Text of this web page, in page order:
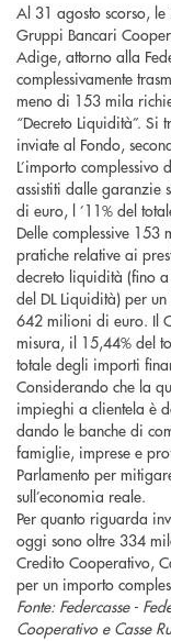
Al 31 agosto scorso,
Gruppi Bancari
Adige, attorno alla
complessivamente
meno di 153 mila
“Decreto Liquidità”.
inviate al Fondo,
L’importo
assistiti dalle
di euro, l ’11% del
Delle complessive
pratiche relative ai
decreto liquidità (fino
del DL Liquidità) per
642 milioni di euro. Il
misura, il 15,44% del
totale degli importi
Considerando che la
impieghi a clientela è
dando le banche di
famiglie, imprese e
Parlamento per
sull’economia reale.
Per quanto riguarda
oggi sono oltre 334
Credito Cooperativo,
per un importo
Fonte: Federcasse -
Cooperativo e Casse